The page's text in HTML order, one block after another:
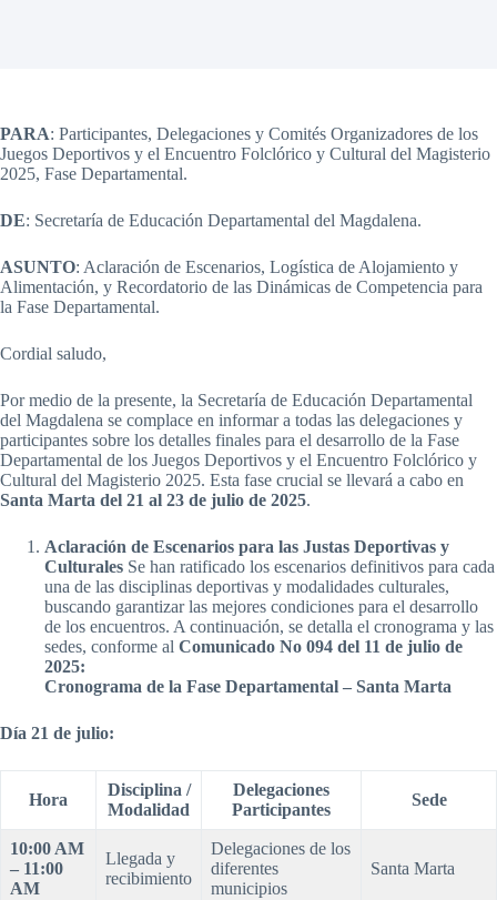
PARA: Participantes, Delegaciones y Comités Organizadores de los
Juegos Deportivos y el Encuentro Folclórico y Cultural del Magisterio
2025, Fase Departamental.
DE: Secretaría de Educación Departamental del Magdalena.
ASUNTO: Aclaración de Escenarios, Logística de Alojamiento y
Alimentación, y Recordatorio de las Dinámicas de Competencia para
la Fase Departamental.
Cordial saludo,
Por medio de la presente, la Secretaría de Educación Departamental
del Magdalena se complace en informar a todas las delegaciones y
participantes sobre los detalles finales para el desarrollo de la Fase
Departamental de los Juegos Deportivos y el Encuentro Folclórico y
Cultural del Magisterio 2025. Esta fase crucial se llevará a cabo en
Santa Marta del 21 al 23 de julio de 2025.
Aclaración de Escenarios para las Justas Deportivas y
Culturales Se han ratificado los escenarios definitivos para cada
una de las disciplinas deportivas y modalidades culturales,
buscando garantizar las mejores condiciones para el desarrollo
de los encuentros. A continuación, se detalla el cronograma y las
sedes, conforme al Comunicado No 094 del 11 de julio de
2025:
Cronograma de la Fase Departamental – Santa Marta
Día 21 de julio:
Hora
Disciplina /
Modalidad
Delegaciones
Participantes
Sede
10:00 AM
– 11:00
AM
Llegada y
recibimiento
Delegaciones de los
diferentes
municipios
Santa Marta